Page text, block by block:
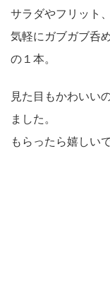
サラダやフリット
気軽にガブガブ呑
の１本。
見た目もかわいい
ました。
もらったら嬉しい